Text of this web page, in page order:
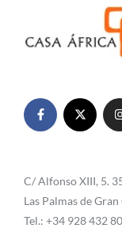
C/ Alfonso XIII, 5.
Las Palmas de
Tel.: +34 928 432